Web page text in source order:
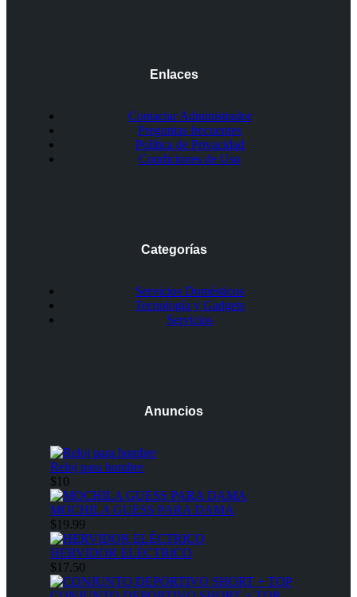
Enlaces
Contactar Administrador
Preguntas frecuentes
Política de Privacidad
Condiciones de Uso
Categorías
Servicios Domésticos
Tecnología y Gadgets
Servicios
Anuncios
Reloj para hombre
$10
MOCHILA GUESS PARA DAMA
$19.99
HERVIDOR ELÉCTRICO
$17.50